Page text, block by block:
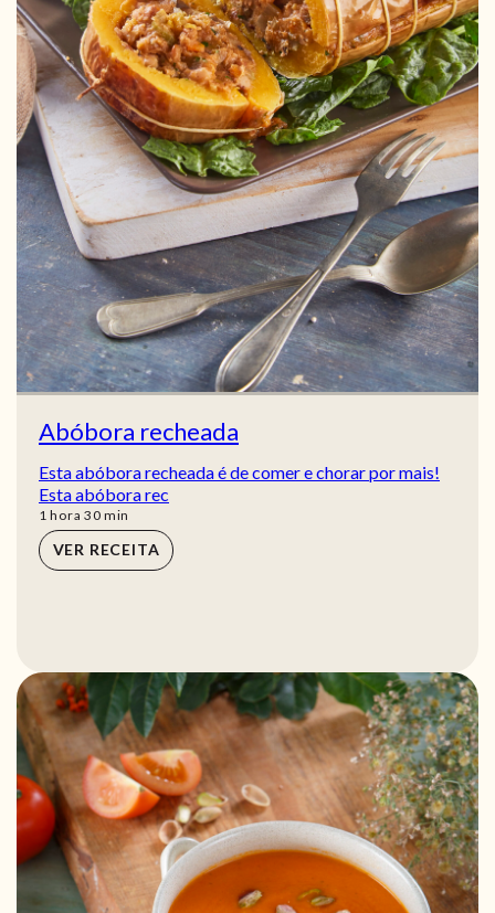
Abóbora recheada
Esta abóbora recheada é de comer e chorar por mais!
Esta abóbora rec
1 hora
hora 30min
min
VER RECEITA